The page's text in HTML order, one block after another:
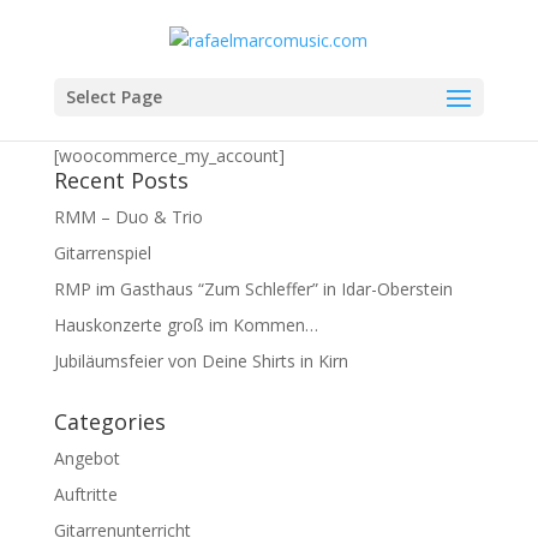
Select Page
Mein Konto
[woocommerce_my_account]
Recent Posts
RMM – Duo & Trio
Gitarrenspiel
RMP im Gasthaus “Zum Schleffer” in Idar-Oberstein
Hauskonzerte groß im Kommen…
Jubiläumsfeier von Deine Shirts in Kirn
Categories
Angebot
Auftritte
Gitarrenunterricht